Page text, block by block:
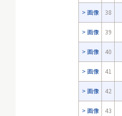
画像 38
画像 39
画像 40
画像 41
画像 42
画像 43